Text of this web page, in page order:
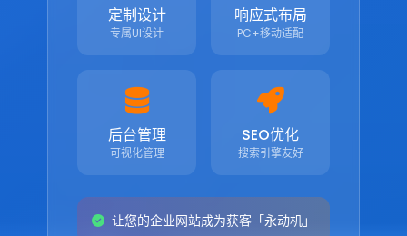
定制设计
专属UI设计
响应式布局
PC+移动适配
后台管理
可视化管理
SEO优化
搜索引擎友好
让您的企业网站成为获客「永动机」